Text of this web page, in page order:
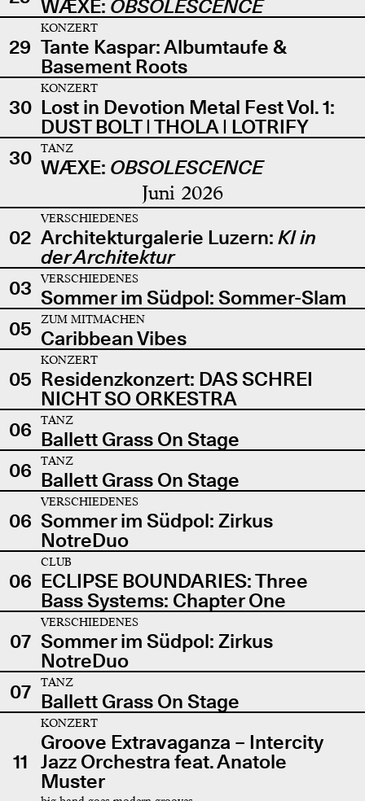
WÆXE: OBSOLESCENCE
29
KONZERT
Tante Kaspar: Albumtaufe &
Basement Roots
30
KONZERT
Lost in Devotion Metal Fest Vol. 1:
DUST BOLT | THOLA | LOTRIFY
30
TANZ
WÆXE: OBSOLESCENCE
Juni 2026
02
VERSCHIEDENES
Architekturgalerie Luzern: KI in
der Architektur
03
VERSCHIEDENES
Sommer im Südpol: Sommer-Slam
05
ZUM MITMACHEN
Caribbean Vibes
05
KONZERT
Residenzkonzert: DAS SCHREI
NICHT SO ORKESTRA
06
TANZ
Ballett Grass On Stage
06
TANZ
Ballett Grass On Stage
06
VERSCHIEDENES
Sommer im Südpol: Zirkus
NotreDuo
06
CLUB
ECLIPSE BOUNDARIES: Three
Bass Systems: Chapter One
07
VERSCHIEDENES
Sommer im Südpol: Zirkus
NotreDuo
07
TANZ
Ballett Grass On Stage
11
KONZERT
Groove Extravaganza – Intercity
Jazz Orchestra feat. Anatole
Muster